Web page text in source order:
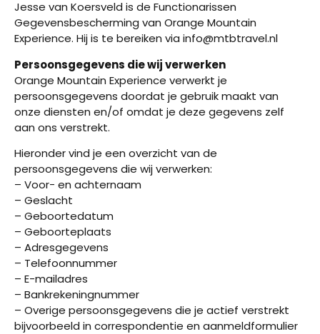
Jesse van Koersveld is de Functionarissen
Gegevensbescherming van Orange Mountain
Experience. Hij is te bereiken via info@mtbtravel.nl
Persoonsgegevens die wij verwerken
Orange Mountain Experience verwerkt je
persoonsgegevens doordat je gebruik maakt van
onze diensten en/of omdat je deze gegevens zelf
aan ons verstrekt.
Hieronder vind je een overzicht van de
persoonsgegevens die wij verwerken:
– Voor- en achternaam
– Geslacht
– Geboortedatum
– Geboorteplaats
– Adresgegevens
– Telefoonnummer
– E-mailadres
– Bankrekeningnummer
– Overige persoonsgegevens die je actief verstrekt
bijvoorbeeld in correspondentie en aanmeldformulier